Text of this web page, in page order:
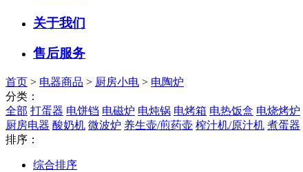
关于我们
售后服务
首页 > 电器商品 > 厨房小电 > 电陶炉
分类：
全部 打蛋器 电饼铛 电磁炉 电炖锅 电烤箱 电热饭盒 电烧烤炉
厨房电器 酸奶机 微波炉 养生壶/煎药壶 榨汁机/原汁机 煮蛋器
排序：
综合排序